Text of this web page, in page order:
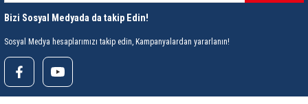
Bizi Sosyal Medyada da takip Edin!
Sosyal Medya hesaplarımızı takip edin, Kampanyalardan yararlanın!